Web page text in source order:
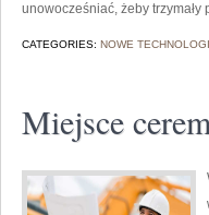
unowocześniać, żeby trzymały
CATEGORIES: NOWE
Miejsce